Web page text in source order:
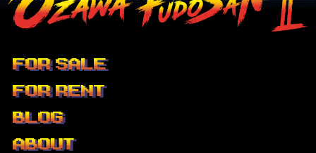
FOR SALE
FOR RENT
BLOG
ABOUT